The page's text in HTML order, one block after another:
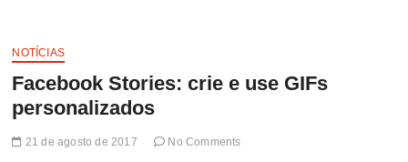
NOTÍCIAS
Facebook Stories: crie e use GIFs
personalizados
21 de agosto de 2017 No Comments